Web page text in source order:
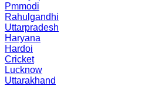
Pmmodi
Rahulgandhi
Uttarpradesh
Haryana
Hardoi
Cricket
Lucknow
Uttarakhand